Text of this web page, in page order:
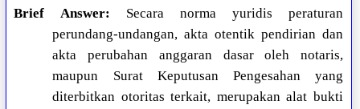
Brief Answer: Secara norma yuridis peraturan
perundang-undangan, akta otentik pendirian dan
akta perubahan anggaran dasar oleh notaris,
maupun Surat Keputusan Pengesahan yang
diterbitkan otoritas terkait, merupakan alat bukti